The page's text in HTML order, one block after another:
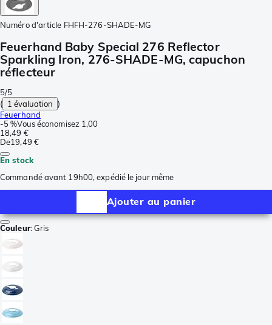
Numéro d'article FHFH-276-SHADE-MG
Feuerhand Baby Special 276 Reflector
Sparkling Iron, 276-SHADE-MG, capuchon
réflecteur
5/5
( 1 évaluation )
Feuerhand
-5 %Vous économisez 1,00
18,49 €
De19,49 €
En stock
Commandé avant 19h00, expédié le jour même
Ajouter au panier
Couleur:Gris